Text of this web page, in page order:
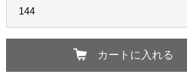
カートに入れる